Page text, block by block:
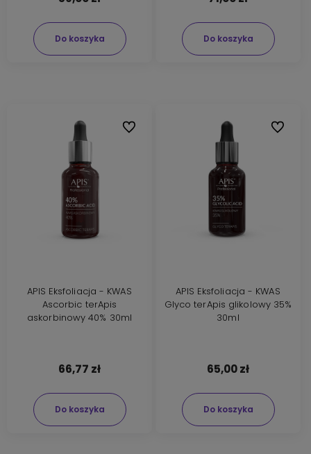
Do koszyka Do koszyka
APIS Eksfoliacja - KWAS
Ascorbic terApis
askorbinowy 40% 30ml
66,77 zł
Do koszyka
Do ulubionych
APIS Eksfoliacja - KWAS
Glyco terApis glikolowy 35%
30ml
65,00 zł
Do koszyka
Do